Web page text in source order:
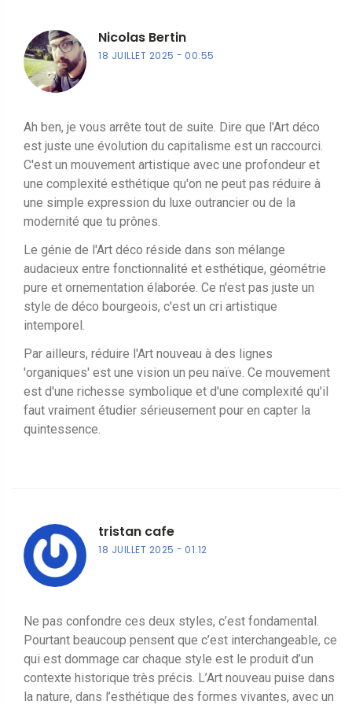
Nicolas Bertin
18 JUILLET 2025 00:55
Ah ben, je vous arrête tout de suite. Dire que l'Art déco
est juste une évolution du capitalisme est un raccourci.
C'est un mouvement artistique avec une profondeur et
une complexité esthétique qu'on ne peut pas réduire à
une simple expression du luxe outrancier ou de la
modernité que tu prônes.
Le génie de l'Art déco réside dans son mélange
audacieux entre fonctionnalité et esthétique, géométrie
pure et ornementation élaborée. Ce n'est pas juste un
style de déco bourgeois, c'est un cri artistique
intemporel.
Par ailleurs, réduire l'Art nouveau à des lignes
'organiques' est une vision un peu naïve. Ce mouvement
est d'une richesse symbolique et d'une complexité qu'il
faut vraiment étudier sérieusement pour en capter la
quintessence.
tristan cafe
18 JUILLET 2025 01:12
Ne pas confondre ces deux styles, c’est fondamental.
Pourtant beaucoup pensent que c’est interchangeable, ce
qui est dommage car chaque style est le produit d’un
contexte historique très précis. L’Art nouveau puise dans
la nature, dans l’esthétique des formes vivantes, avec un